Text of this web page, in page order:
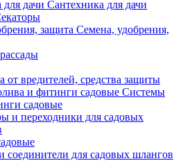
Сантехника для дачи
Семена, удобрения,
от вредителей, средства защиты
Системы
садовые
и переходники для садовых
для садовых шлангов